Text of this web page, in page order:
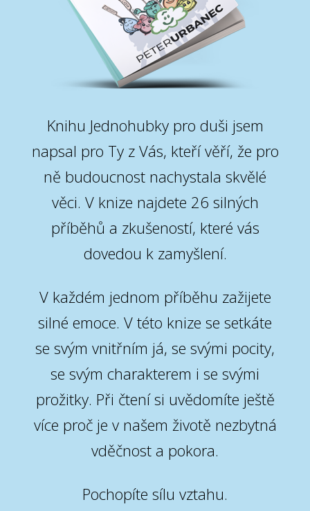
Knihu Jednohubky pro duši jsem
napsal pro Ty z Vás, kteří věří, že pro
ně budoucnost nachystala skvělé
věci. V knize najdete 26 silných
příběhů a zkušeností, které vás
dovedou k zamyšlení.
V každém jednom příběhu zažijete
silné emoce. V této knize se setkáte
se svým vnitřním já, se svými pocity,
se svým charakterem i se svými
prožitky. Při čtení si uvědomíte ještě
více proč je v našem životě nezbytná
vděčnost a pokora.
Pochopíte sílu vztahu.